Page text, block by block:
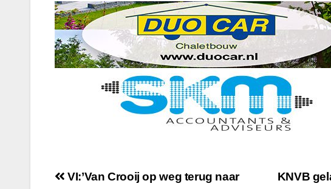
KNVB
VI:’Van Crooij op weg terug naar